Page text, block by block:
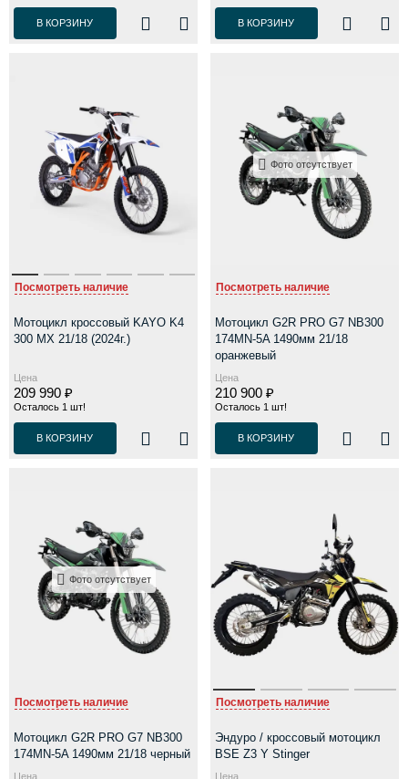
В КОРЗИНУ В КОРЗИНУ
Посмотреть наличие
Мотоцикл кроссовый KAYO K4
300 MX 21/18 (2024г.)
Цена
209 990 ₽
Осталось 1 шт!
В КОРЗИНУ
Фото отсутствует
Посмотреть наличие
Мотоцикл G2R PRO G7 NB300
174MN-5A 1490мм 21/18
оранжевый
Цена
210 900 ₽
Осталось 1 шт!
В КОРЗИНУ
Фото отсутствует
Посмотреть наличие
Мотоцикл G2R PRO G7 NB300
174MN-5A 1490мм 21/18 черный
Цена
Посмотреть наличие
Эндуро / кроссовый мотоцикл
BSE Z3 Y Stinger
Цена